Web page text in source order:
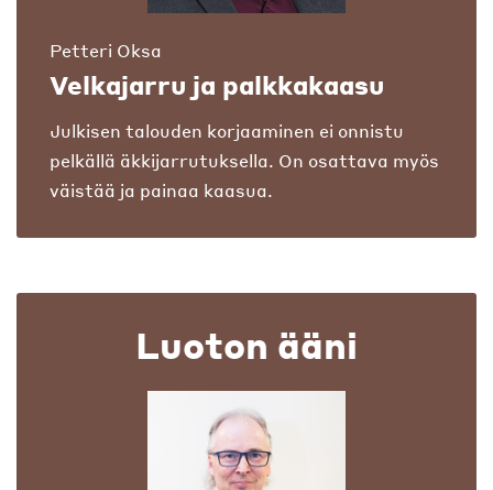
Petteri Oksa
Velkajarru ja palkkakaasu
Julkisen talouden korjaaminen ei onnistu
pelkällä äkkijarrutuksella. On osattava myös
väistää ja painaa kaasua.
Luoton ääni